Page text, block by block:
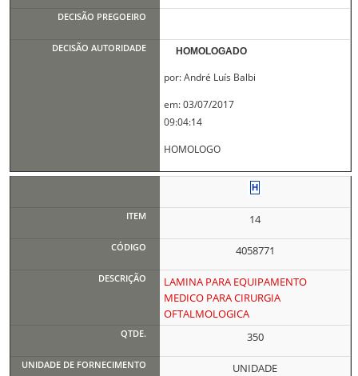
HOMOLOGADO
por: André Luís Balbi
em: 03/07/2017
09:04:14
HOMOLOGO
14
4058771
LAMINA PARA EQUIPAMENTO
MEDICO PARA CIRURGIA
OFTALMOLOGICA
350
UNIDADE